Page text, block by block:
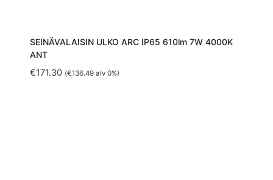
SEINÄVALAISIN ULKO ARC IP65 610lm 7W 4000K
ANT
€171.30 (€136.49alv 0%)